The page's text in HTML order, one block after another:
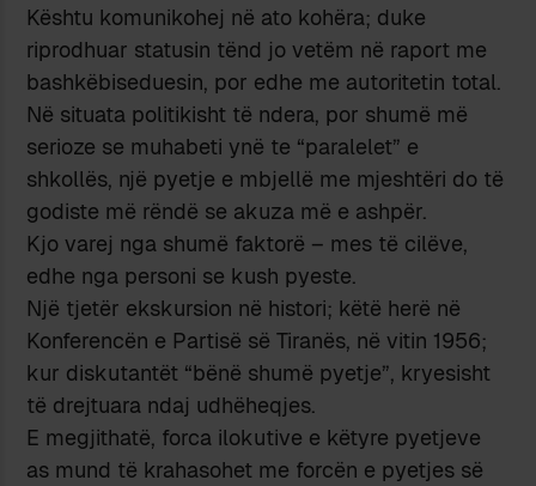
Kështu komunikohej në ato kohëra; duke
riprodhuar statusin tënd jo vetëm në raport me
bashkëbiseduesin, por edhe me autoritetin total.
Në situata politikisht të ndera, por shumë më
serioze se muhabeti ynë te “paralelet” e
shkollës, një pyetje e mbjellë me mjeshtëri do të
godiste më rëndë se akuza më e ashpër.
Kjo varej nga shumë faktorë – mes të cilëve,
edhe nga personi se kush pyeste.
Një tjetër ekskursion në histori; këtë herë në
Konferencën e Partisë së Tiranës, në vitin 1956;
kur diskutantët “bënë shumë pyetje”, kryesisht
të drejtuara ndaj udhëheqjes.
E megjithatë, forca ilokutive e këtyre pyetjeve
as mund të krahasohet me forcën e pyetjes së